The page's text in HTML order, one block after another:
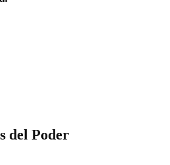
del Poder